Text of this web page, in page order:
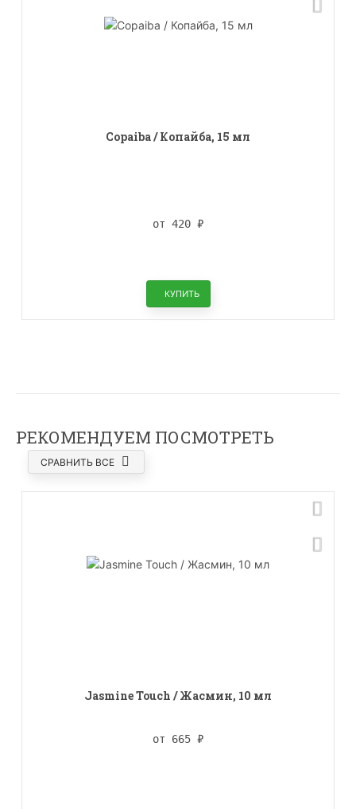
Copaiba / Копайба, 15 мл
от 420 ₽
КУПИТЬ
РЕКОМЕНДУЕМ ПОСМОТРЕТЬ
СРАВНИТЬ ВСЕ
Jasmine Touch / Жасмин, 10 мл
от 665 ₽